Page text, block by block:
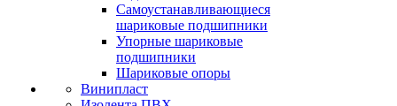
Самоустанавливающиеся
шариковые подшипники
Упорные шариковые
подшипники
Шариковые опоры
Винипласт